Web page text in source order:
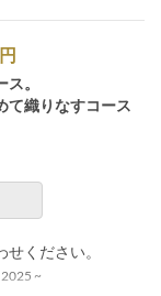
。
て織りなすコース
ください。
~